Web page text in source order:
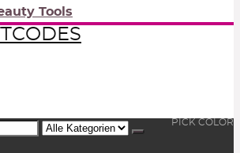
Tools
PICK COLOR